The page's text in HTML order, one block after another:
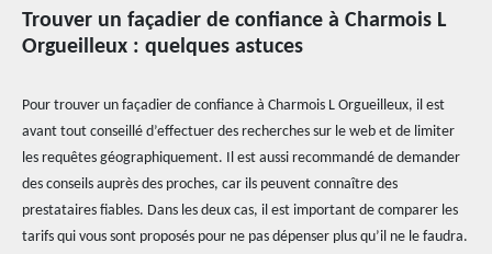
Trouver un façadier de confiance à Charmois L
Orgueilleux : quelques astuces
Pour trouver un façadier de confiance à Charmois L Orgueilleux, il est
avant tout conseillé d’effectuer des recherches sur le web et de limiter
les requêtes géographiquement. Il est aussi recommandé de demander
des conseils auprès des proches, car ils peuvent connaître des
prestataires fiables. Dans les deux cas, il est important de comparer les
tarifs qui vous sont proposés pour ne pas dépenser plus qu’il ne le faudra.